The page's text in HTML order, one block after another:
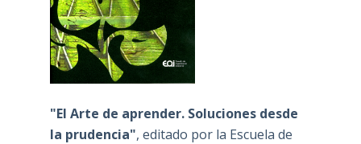
"El Arte de aprender. Soluciones desde
la prudencia", editado por la Escuela de